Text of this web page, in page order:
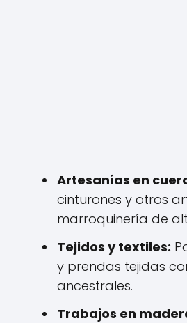
Artesanías en
cinturones y otros
marroquinería de
Tejidos y textiles:
y prendas tejidas
ancestrales.
Trabajos en